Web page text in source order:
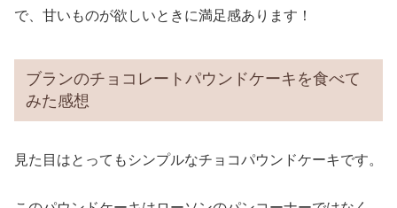
で、甘いものが欲しいときに満足感あります！
ブランのチョコレートパウンドケーキを食べて
みた感想
見た目はとってもシンプルなチョコパウンドケーキです。